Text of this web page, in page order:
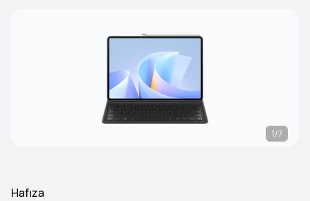
1/7
Hafıza